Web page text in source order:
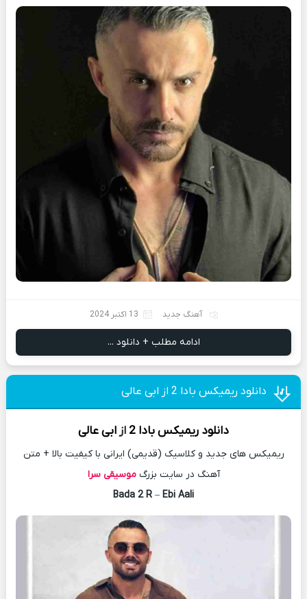
آهنگ جدید 13 اکتبر 2024
ادامه مطلب + دانلود ...
دانلود ریمیکس بادا 2 از ابی عالی
دانلود ریمیکسبادا 2 ازابی عالی
ریمیکس های جدید و کلاسیک (قدیمی) ایرانی با کیفیت بالا + متن
آهنگ در سایت بزرگموسیقی سرا
Bada 2 R – Ebi Aali